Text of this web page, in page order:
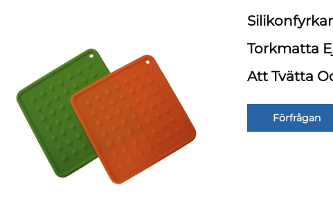
Torkmatta
Att Tvätta
Förfrågan